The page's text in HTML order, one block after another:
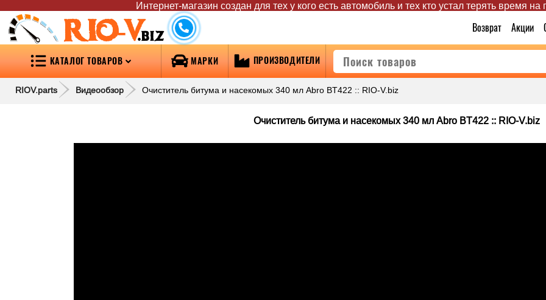
Интернет-магазин создан для тех у кого есть автомобиль и тех кто устал терять время
RIO-V.biz Возврат Акции
КАТАЛОГ ТОВАРОВ МАРКИ ПРОИЗВОДИТЕЛИ
RIOV.parts Видеообзор Очиститель битума и насекомых 340 мл Abro BT422 :: RIO-V.biz
Очиститель битума и насекомых 340 мл Abro BT422 :: RIO-V.biz